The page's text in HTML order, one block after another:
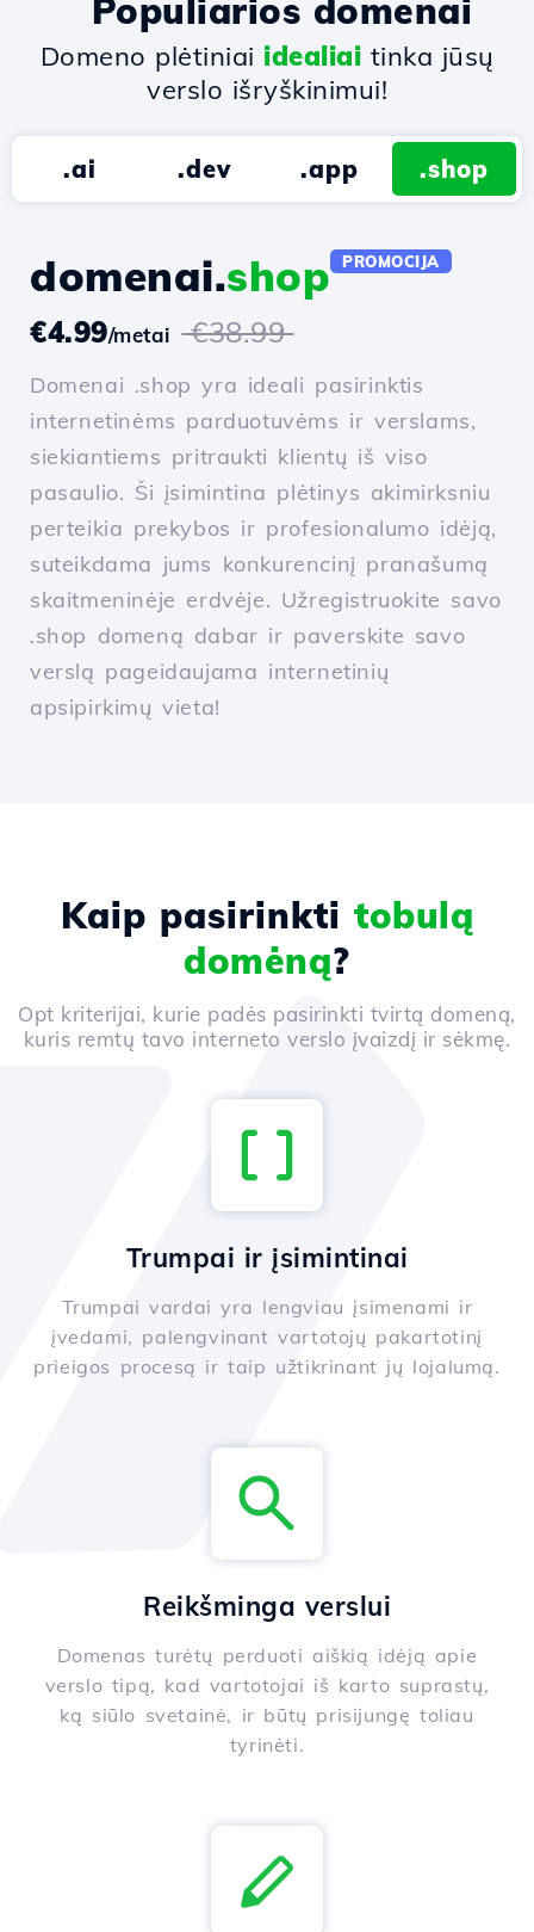
Populiarios domenai
Domeno plėtiniai idealiai tinka jūsų
verslo išryškinimui!
.ai .dev .app .shop
domenai.shop PROMOCIJA
€4.99/metai €38.99
Domenai .shop yra ideali pasirinktis
internetinėms parduotuvėms ir verslams,
siekiantiems pritraukti klientų iš viso
pasaulio. Ši įsimintina plėtinys akimirksniu
perteikia prekybos ir profesionalumo idėją,
suteikdama jums konkurencinį pranašumą
skaitmeninėje erdvėje. Užregistruokite savo
.shop domeną dabar ir paverskite savo
verslą pageidaujama internetinių
apsipirkimų vieta!
Kaip pasirinkti tobulą
domėną?
Opt kriterijai, kurie padės pasirinkti tvirtą domeną,
kuris remtų tavo interneto verslo įvaizdį ir sėkmę.
Trumpai ir įsimintinai
Trumpai vardai yra lengviau įsimenami ir
įvedami, palengvinant vartotojų pakartotinį
prieigos procesą ir taip užtikrinant jų lojalumą.
Reikšminga verslui
Domenas turėtų perduoti aiškią idėją apie
verslo tipą, kad vartotojai iš karto suprastų,
ką siūlo svetainė, ir būtų prisijungę toliau
tyrinėti.